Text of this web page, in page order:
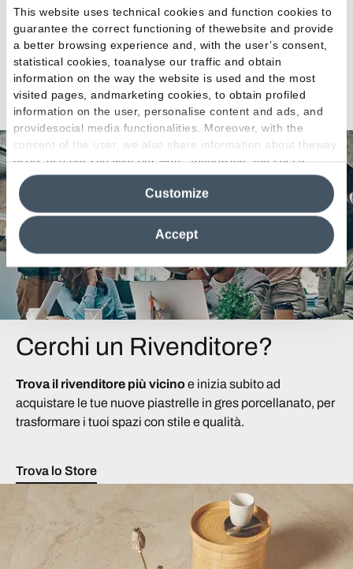
This website uses technical cookies and function cookies to
guarantee the correct functioning of thewebsite and provide
a better browsing experience and, with the user’s consent,
statistical cookies, toanalyse our traffic and obtain
information on the way the website is used and the most
visited pages, andmarketing cookies, to obtain profiled
information on the user, personalise content and ads, and
providesocial media functionalities. Moreover, with the
consent of the user, we also share information about theway
users use our site with our web, advertising and social
media analytics partners, who may combine itwith other
information in their possession. By closing this banner,
clicking on "Reject", it will be possible tocontinue browsing
the site after installing only technical cookies. For more
information see the
Cookie Policy
Accept
Customize
Vedi tutti i progetti
Cerchi un Rivenditore?
Trova il rivenditore più vicinoe inizia subito ad
acquistare le tue nuove piastrelle in gres porcellanato, per
trasformare i tuoi spazi con stile e qualità.
Trova lo Store